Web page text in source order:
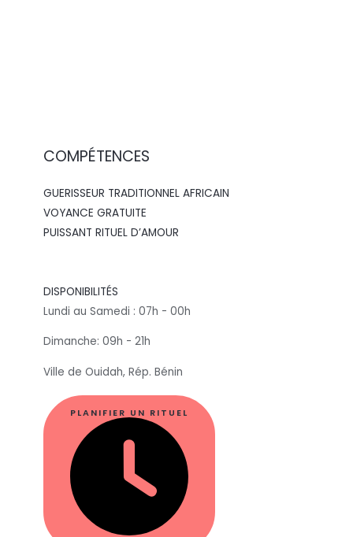
COMPÉTENCES
GUERISSEUR TRADITIONNEL AFRICAIN
VOYANCE GRATUITE
PUISSANT RITUEL D’AMOUR
DISPONIBILITÉS
Lundi au Samedi : 07h - 00h
Dimanche: 09h - 21h
Ville de Ouidah, Rép. Bénin
PLANIFIER UN RITUEL